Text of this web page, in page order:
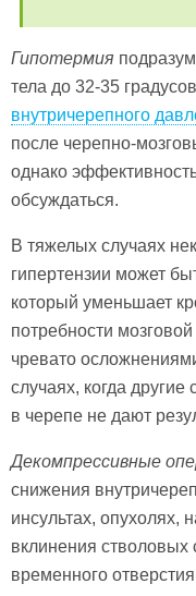
Гипотермия
тела до 32-35
внутричерепного
после черепно-
однако
обсуждаться.
В тяжелых случаях
гипертензии может
который уменьшает
потребности
чревато
случаях, когда
в черепе не дают
Декомпрессивные
снижения
инсультах, опухолях,
вклинения стволовых
временного